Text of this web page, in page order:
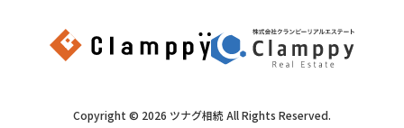
Copyright © 2026 ツナグ相続 All Rights Reserved.